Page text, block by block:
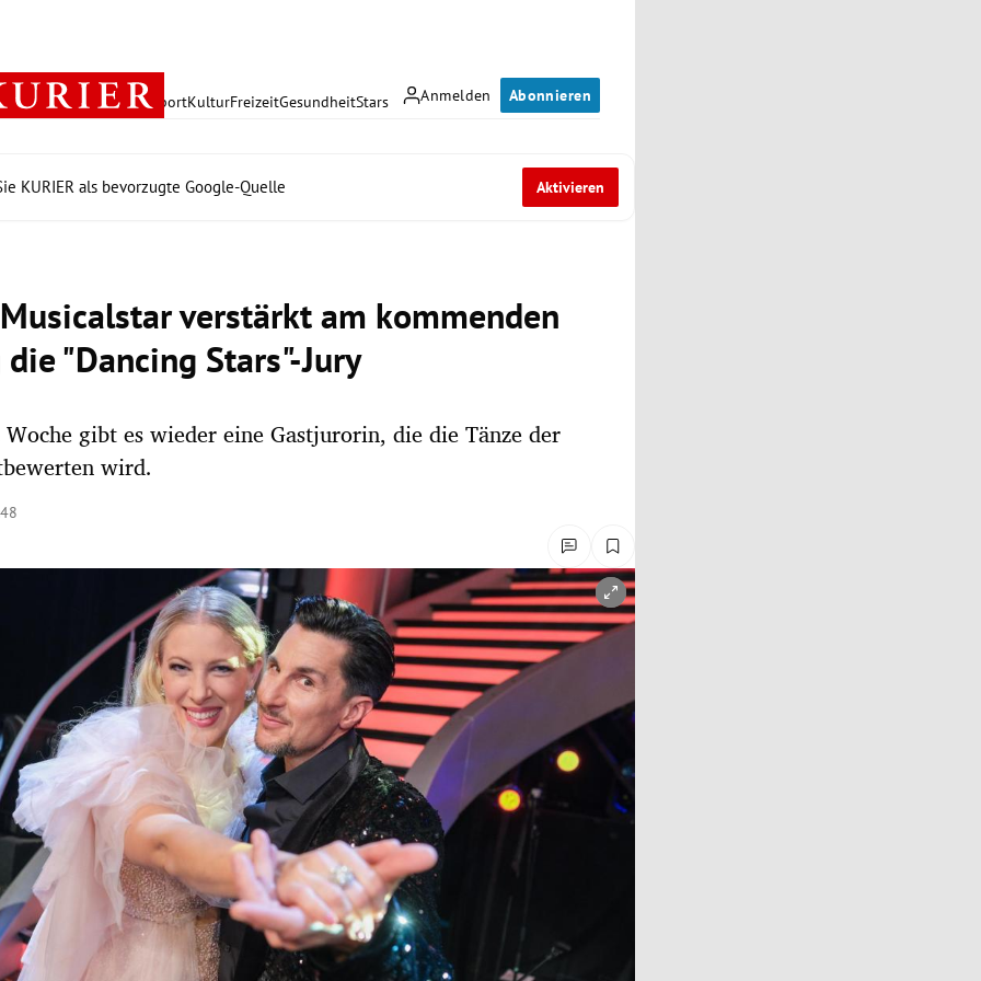
Anmelden Abonnieren
PolitikWirtschaft SportKulturFreizeitGesundheitStars
KURIER als bevorzugte Google-Quelle Aktivieren
verstärkt am kommenden
"Dancing Stars"-Jury
Woche gibt es wieder eine Gastjurorin, die die Tänze der
wird.
öffnen/schließen